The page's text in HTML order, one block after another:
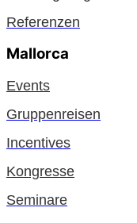
Referenzen
Mallorca
Events
Gruppenreisen
Incentives
Kongresse
Seminare